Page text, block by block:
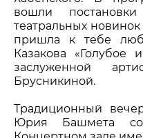
вошли
театральных новинок
пришла к тебе
Казакова «Голубое
заслуженной
Брусникиной.
Традиционный
Юрия Башмета